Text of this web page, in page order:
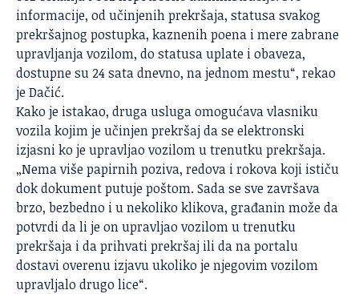
informacije, od učinjenih prekršaja, statusa svakog
prekršajnog postupka, kaznenih poena i mere zabrane
upravljanja vozilom, do statusa uplate i obaveza,
dostupne su 24 sata dnevno, na jednom mestu“, rekao
je Dačić.
Kako je istakao, druga usluga omogućava vlasniku
vozila kojim je učinjen prekršaj da se elektronski
izjasni ko je upravljao vozilom u trenutku prekršaja.
„Nema više papirnih poziva, redova i rokova koji ističu
dok dokument putuje poštom. Sada se sve završava
brzo, bezbedno i u nekoliko klikova, građanin može da
potvrdi da li je on upravljao vozilom u trenutku
prekršaja i da prihvati prekršaj ili da na portalu
dostavi overenu izjavu ukoliko je njegovim vozilom
upravljalo drugo lice“.